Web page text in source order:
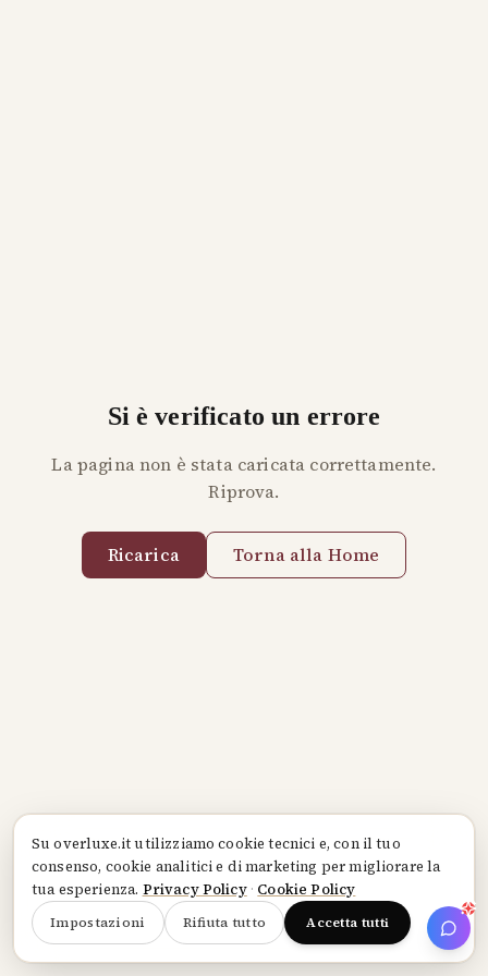
Suoverluxe.itutilizziamo cookie tecnici e, con il tuo
consenso, cookie analitici e di marketing per migliorare la
tua esperienza. Privacy Policy· Cookie Policy
Impostazioni Rifiuta tutto Accetta tutti
Si è verificato un errore
La pagina non è stata caricata correttamente.
Riprova.
Ricarica Torna alla Home